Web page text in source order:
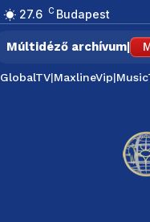
27.6 C Budapest
Múltidéző archívum|
GlobalTV|MaxlineVip|